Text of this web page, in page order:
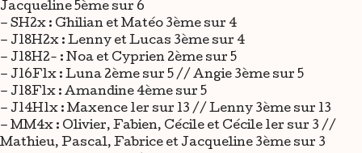
Jacqueline 5ème sur 6
– SH2x : Ghilian et Matéo 3ème sur 4
– J18H2x : Lenny et Lucas 3ème sur 4
– J18H2- : Noa et Cyprien 2ème sur 5
– J16F1x : Luna 2ème sur 5 // Angie 3ème sur 5
– J18F1x : Amandine 4ème sur 5
– J14H1x : Maxence 1er sur 13 // Lenny 3ème sur 13
– MM4x : Olivier, Fabien, Cécile et Cécile 1er sur 3 //
Mathieu, Pascal, Fabrice et Jacqueline 3ème sur 3